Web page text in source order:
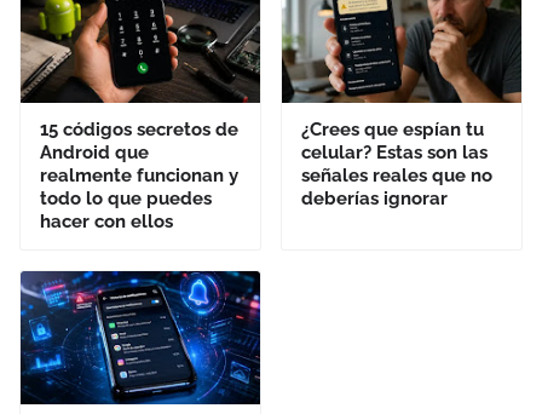
15 códigos secretos de
Android que
realmente funcionan y
todo lo que puedes
hacer con ellos
¿Crees que espían tu
celular? Estas son las
señales reales que no
deberías ignorar